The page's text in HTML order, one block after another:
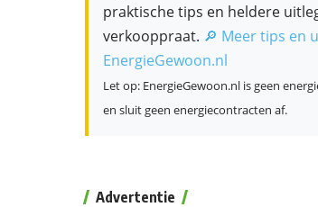
praktische tips en heldere
verkooppraat. 🔎 Meer tips en
EnergieGewoon.nl
Let op: EnergieGewoon.nl is geen
en sluit geen energiecontracten af.
Advertentie